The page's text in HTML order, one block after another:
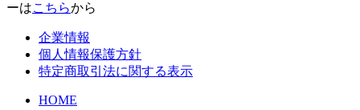
ーはこちらから
企業情報
個人情報保護方針
特定商取引法に関する表示
HOME